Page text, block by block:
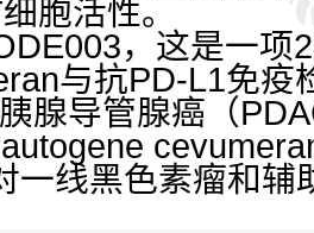
胞活性。
，这是一项
与抗PD-L1免疫
腺导管腺癌（
一线黑色素瘤和辅